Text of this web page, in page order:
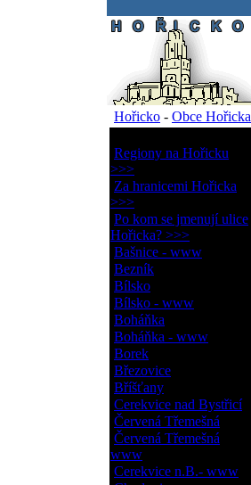
Hořicko - Obce Hořicka
Regiony na Hořicku
>>>
Za hranicemi Hořicka
>>>
Po kom se jmenují ulice
Hořicka? >>>
Bašnice - www
Bezník
Bílsko
Bílsko - www
Boháňka
Boháňka - www
Borek
Březovice
Bříšťany
Cerekvice nad Bystřicí
Červená Třemešná
Červená Třemešná
www
Cerekvice n.B.- www